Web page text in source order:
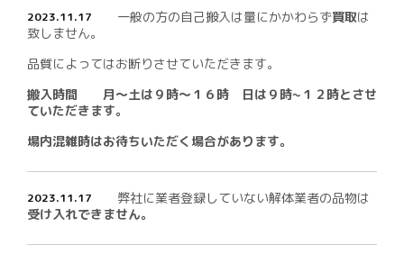
2023.11.17 一般の方の自己搬入は量にかかわらず買取は
致しません。
品質によってはお断りさせていただきます。
搬入時間 月～土は９時～１６時 日は９時~１２時とさせ
ていただきます。
場内混雑時はお待ちいただく場合があります。
2023.11.17
弊社に業者登録していない解体業者の品物は
受け入れできません。